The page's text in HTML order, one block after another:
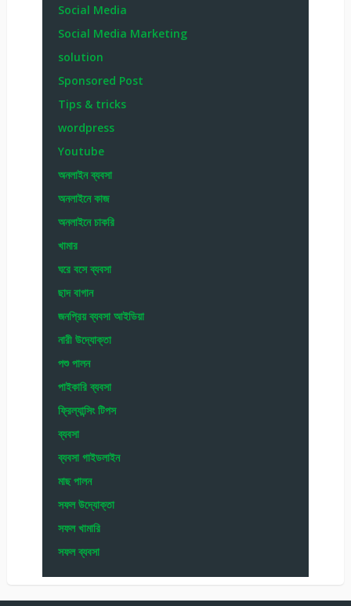
Social Media
Social Media Marketing
solution
Sponsored Post
Tips & tricks
wordpress
Youtube
অনলাইন ব্যবসা
অনলাইনে কাজ
অনলাইনে চাকরি
খামার
ঘরে বসে ব্যবসা
ছাদ বাগান
জনপ্রিয় ব্যবসা আইডিয়া
নারী উদ্যোক্তা
পশু পালন
পাইকারি ব্যবসা
ফ্রিল্যান্সিং টিপস
ব্যবসা
ব্যবসা গাইডলাইন
মাছ পালন
সফল উদ্যোক্তা
সফল খামারি
সফল ব্যবসা